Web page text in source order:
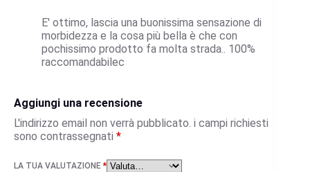
E' ottimo, lascia una buonissima sensazione di
morbidezza e la cosa più bella è che con
pochissimo prodotto fa molta strada.. 100%
raccomandabilec
Aggiungi una recensione
L'indirizzo email non verrà pubblicato. i campi richiesti
sono contrassegnati *
LA TUA VALUTAZIONE*